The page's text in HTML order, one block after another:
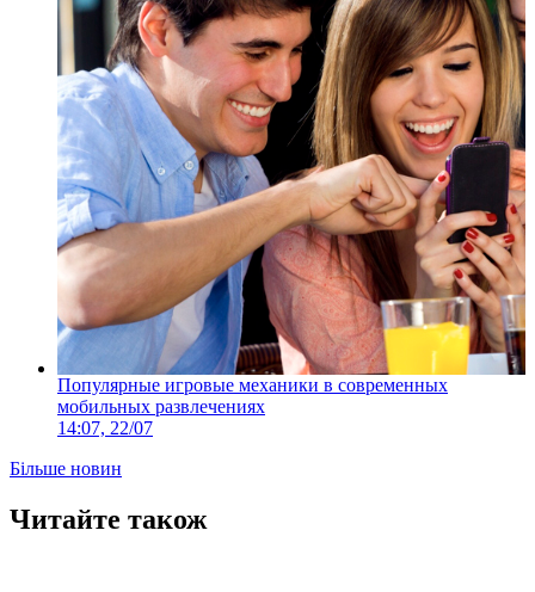
Популярные игровые механики в современных
мобильных развлечениях
14:07, 22/07
Більше новин
Читайте також